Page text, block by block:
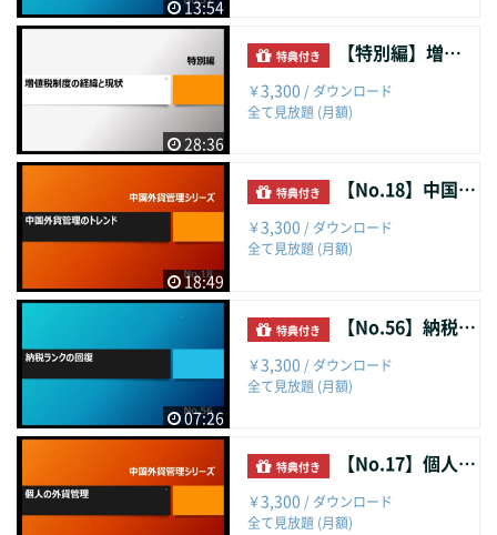
13:54
28:36
特典付き 【特別編】増値税制度の経緯と現状
￥3,300 / ダウンロード
全て見放題 (月額)
18:49
特典付き 【No.18】中国外貨管理のトレンド
￥3,300 / ダウンロード
全て見放題 (月額)
07:26
特典付き 【No.56】納税ランクの回復
￥3,300 / ダウンロード
全て見放題 (月額)
特典付き 【No.17】個人の外貨管理
￥3,300 / ダウンロード
全て見放題 (月額)